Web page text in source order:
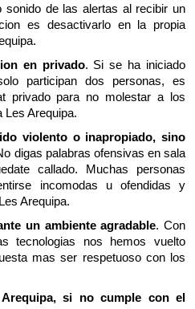
sonido de las alertas al recibir un
es desactivarlo en la propia
en privado. Si se ha iniciado
participan dos personas, es
privado para no molestar a los
Les Arequipa.
violento o inapropiado, sino
digas palabras ofensivas en sala
callado. Muchas personas
incomodas u ofendidas y
Arequipa.
un ambiente agradable. Con
tecnologias nos hemos vuelto
mas ser respetuoso con los
si no cumple con el